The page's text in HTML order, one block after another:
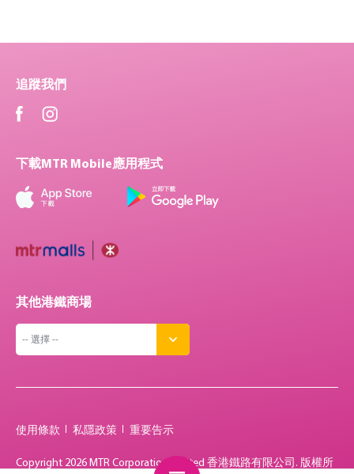
追蹤我們
下載MTR Mobile應用程式
其他港鐵商場
使用條款 私隱政策 重要告示
Copyright 2026 MTR Corporation Limited 香港鐵路有限公司. 版權所